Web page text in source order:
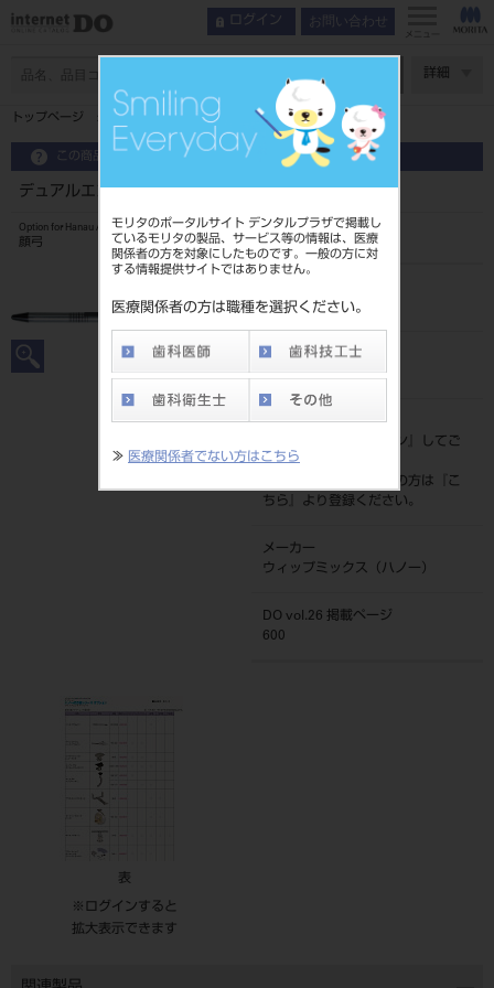
モリタのポータルサイト デンタルプラザで掲載し
ているモリタの製品、サービス等の情報は、医療
関係者の方を対象にしたものです。一般の方に対
する情報提供サイトではありません。
医療関係者の方は職種を選択ください。
≫ 医療関係者でない方はこちら
ログイン お問い合わせ
メニュー
詳細
トップページ デュアルエンド インサイザルピン 166－3009
この商品に関するお問い合わせ
デュアルエンド インサイザルピン 166－3009
Option for Hanau Articulators
顔弓
206020813
JAN/EANコード
標準価格
ログイン
』してご
覧ください。
ネット会員登録がまだの方は『
こ
ちら
』より登録ください。
メーカー
ウィップミックス（ハノー）
DO vol.26 掲載ページ
600
表
※ログインすると
拡大表示できます